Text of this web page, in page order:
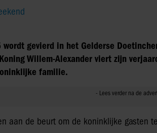
wordt gevierd in het Gelderse
Willem-Alexander viert zijn
familie.
aan de beurt om de koninklijke gasten